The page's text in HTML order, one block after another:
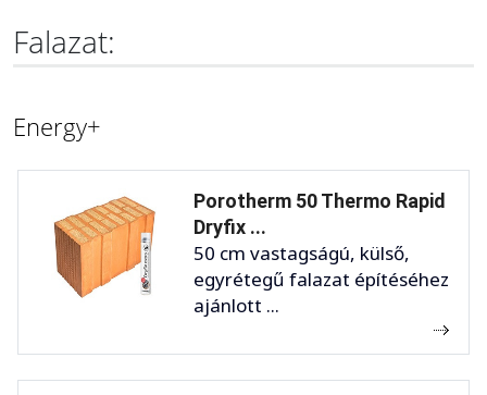
Falazat:
Energy+
Porotherm 50 Thermo Rapid
Dryfix ...
50 cm vastagságú, külső,
egyrétegű falazat építéséhez
ajánlott ...